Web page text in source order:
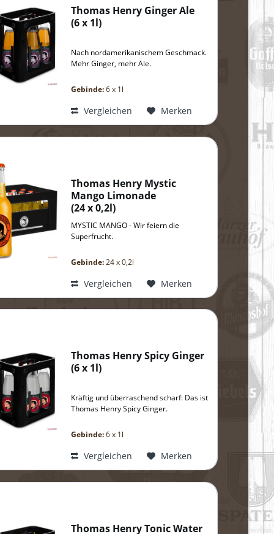
Thomas Henry Ginger Ale
(6 x 1l)
Nach nordamerikanischem Geschmack.
Mehr Ginger, mehr Ale.
Gebinde:6 x 1l
Vergleichen Merken
Thomas Henry Mystic
Mango Limonade
(24 x 0,2l)
MYSTIC MANGO - Wir feiern die
Superfrucht.
Gebinde:24 x 0,2l
Vergleichen Merken
Thomas Henry Spicy Ginger
(6 x 1l)
Kräftig und überraschend scharf: Das ist
Thomas Henry Spicy Ginger.
Gebinde:6 x 1l
Vergleichen Merken
Thomas Henry Tonic Water